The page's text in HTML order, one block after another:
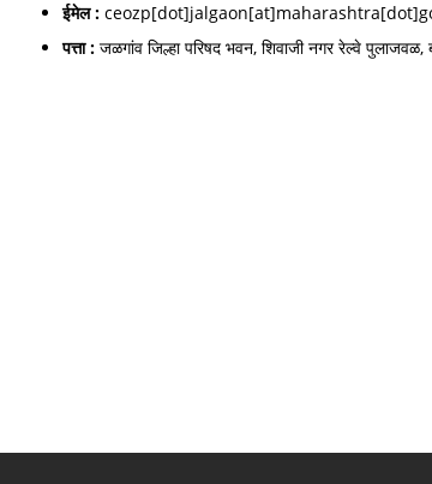
ईमेल :
पत्ता : जळगांव जिल्हा परिषद भवन, शिवाजी नगर रेल्वे पुलाजवळ,